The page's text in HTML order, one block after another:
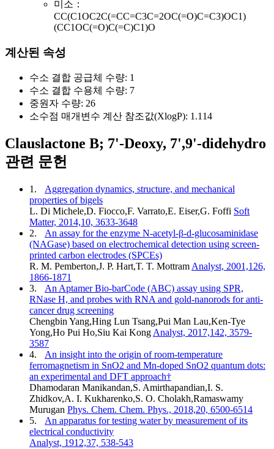
미소：
CC(C1OC2C(=CC=C3C=2OC(=O)C=C3)OC1)
(CC1OC(=O)C(=C)C1)O
계산된 속성
수소 결합 공급체 수량: 1
수소 결합 수용체 수량: 7
중원자 수량: 26
소수점 매개변수 계산 참조값(XlogP): 1.114
Clauslactone B; 7'-Deoxy, 7',9'-didehydro
관련 문헌
1.
Aggregation dynamics, structure, and mechanical
properties of bigels
L. Di Michele,D. Fiocco,F. Varrato,E. Eiser,G. Foffi Soft
Matter, 2014,10, 3633-3648
2.
An assay for the enzyme N-acetyl-β-d-glucosaminidase
(NAGase) based on electrochemical detection using screen-
printed carbon electrodes (SPCEs)
R. M. Pemberton,J. P. Hart,T. T. Mottram Analyst, 2001,126,
1866-1871
3.
An Aptamer Bio-barCode (ABC) assay using SPR,
RNase H, and probes with RNA and gold-nanorods for anti-
cancer drug screening
Chengbin Yang,Hing Lun Tsang,Pui Man Lau,Ken-Tye
Yong,Ho Pui Ho,Siu Kai Kong Analyst, 2017,142, 3579-
3587
4.
An insight into the origin of room-temperature
ferromagnetism in SnO2 and Mn-doped SnO2 quantum dots:
an experimental and DFT approach†
Dhamodaran Manikandan,S. Amirthapandian,I. S.
Zhidkov,A. I. Kukharenko,S. O. Cholakh,Ramaswamy
Murugan Phys. Chem. Chem. Phys., 2018,20, 6500-6514
5.
An apparatus for testing water by measurement of its
electrical conductivity
Analyst, 1912,37, 538-543